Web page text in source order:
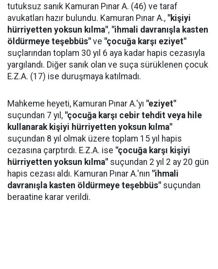
tutuksuz sanık Kamuran Pınar A. (46) ve taraf
avukatları hazır bulundu. Kamuran Pınar A., "kişiyi
hürriyetten yoksun kılma", "ihmali davranışla kasten
öldürmeye teşebbüs" ve "çocuğa karşı eziyet"
suçlarından toplam 30 yıl 6 aya kadar hapis cezasıyla
yargılandı. Diğer sanık olan ve suça sürüklenen çocuk
E.Z.A. (17) ise duruşmaya katılmadı.
Mahkeme heyeti, Kamuran Pınar A.'yı "eziyet"
suçundan 7 yıl, "çocuğa karşı cebir tehdit veya hile
kullanarak kişiyi hürriyetten yoksun kılma"
suçundan 8 yıl olmak üzere toplam 15 yıl hapis
cezasına çarptırdı. E.Z.A. ise "çocuğa karşı kişiyi
hürriyetten yoksun kılma" suçundan 2 yıl 2 ay 20 gün
hapis cezası aldı. Kamuran Pınar A.'nın "ihmali
davranışla kasten öldürmeye teşebbüs" suçundan
beraatine karar verildi.